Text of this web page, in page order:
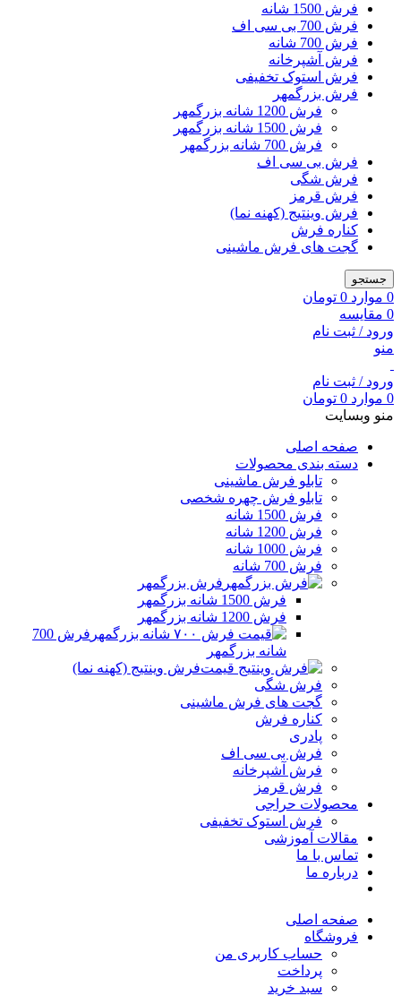
فرش 1500 شانه
فرش 700 بی سی اف
فرش 700 شانه
فرش آشپرخانه
فرش استوک تخفیفی
فرش بزرگمهر
فرش 1200 شانه بزرگمهر
فرش 1500 شانه بزرگمهر
فرش 700 شانه بزرگمهر
فرش بی سی اف
فرش شگی
فرش قرمز
فرش وینتیج (کهنه نما)
کناره فرش
گجت های فرش ماشینی
جستجو
0 موارد 0 تومان
0 مقایسه
ورود / ثبت نام
منو
ورود / ثبت نام
0 موارد 0 تومان
منو وبسایت
صفحه اصلی
دسته بندی محصولات
تابلو فرش ماشینی
تابلو فرش چهره شخصی
فرش 1500 شانه
فرش 1200 شانه
فرش 1000 شانه
فرش 700 شانه
فرش بزرگمهر
فرش 1500 شانه بزرگمهر
فرش 1200 شانه بزرگمهر
فرش 700
شانه بزرگمهر
فرش وینتیج (کهنه نما)
فرش شگی
گجت های فرش ماشینی
کناره فرش
پادری
فرش بی سی اف
فرش آشپرخانه
فرش قرمز
محصولات حراجی
فرش استوک تخفیفی
مقالات آموزشی
تماس با ما
درباره ما
صفحه اصلی
فروشگاه
حساب کاربری من
پرداخت
سبد خرید